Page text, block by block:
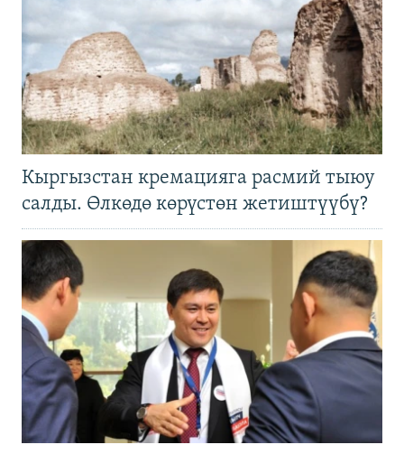
Кыргызстан кремацияга расмий тыюу
салды. Өлкөдө көрүстөн жетиштүүбү?